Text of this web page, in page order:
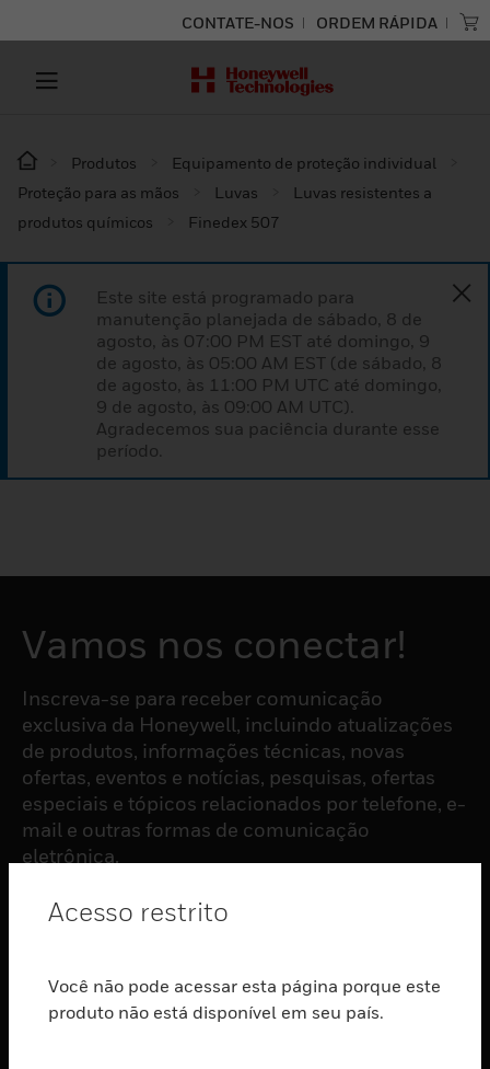
CONTATE-NOS ORDEM RÁPIDA
Produtos
Equipamento de proteção individual
Proteção para as mãos
Luvas
Luvas resistentes a
produtos químicos
Finedex 507
Este site está programado para
manutenção planejada de sábado, 8 de
agosto, às 07:00 PM EST até domingo, 9
de agosto, às 05:00 AM EST (de sábado, 8
de agosto, às 11:00 PM UTC até domingo,
9 de agosto, às 09:00 AM UTC).
Agradecemos sua paciência durante esse
período.
Vamos nos conectar!
Inscreva-se para receber comunicação
exclusiva da Honeywell, incluindo atualizações
de produtos, informações técnicas, novas
ofertas, eventos e notícias, pesquisas, ofertas
especiais e tópicos relacionados por telefone, e-
mail e outras formas de comunicação
eletrônica.
ASSINAR
PRODUTOS
Acesso restrito
Você não pode acessar esta página porque este
produto não está disponível em seu país.